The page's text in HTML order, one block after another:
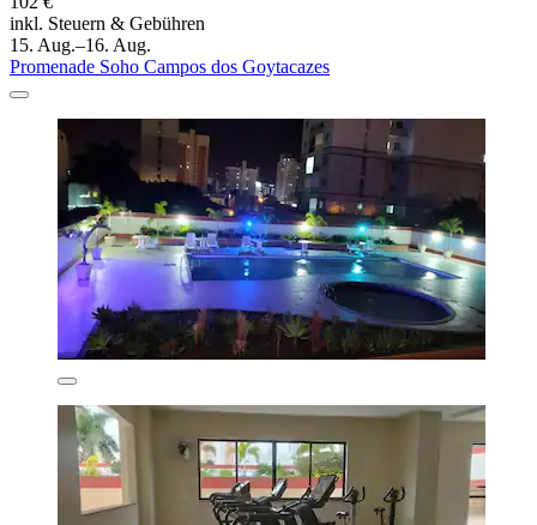
inkl. Steuern & Gebühren
15. Aug.–16. Aug.
Promenade Soho Campos dos Goytacazes